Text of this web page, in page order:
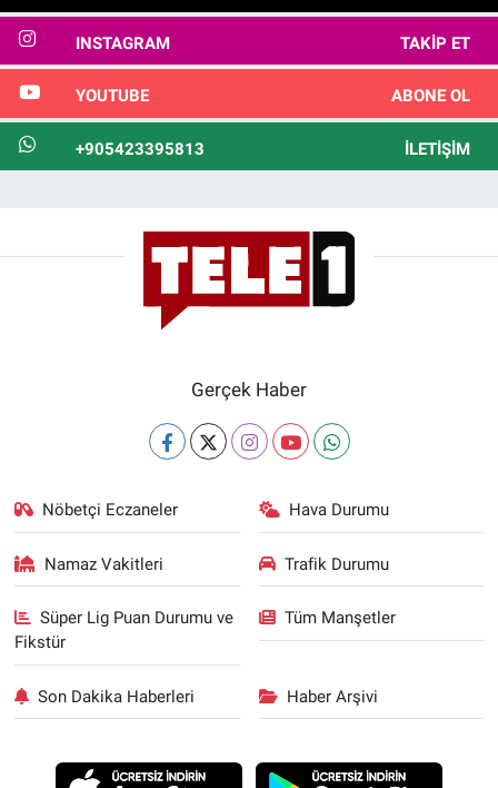
INSTAGRAM TAKIP ET
YOUTUBE ABONE OL
+905423395813 İLETIŞIM
Gerçek Haber
Nöbetçi Eczaneler Hava Durumu
Namaz Vakitleri Trafik Durumu
Süper Lig Puan Durumu ve
Fikstür
Tüm Manşetler
Son Dakika Haberleri Haber Arşivi